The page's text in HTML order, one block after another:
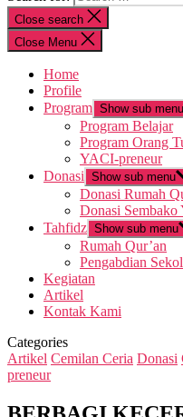
Close search
Close Menu
Home
Profile
Program Show sub menu
Program Belajar
Program Orang
YACI-preneur
Donasi Show sub menu
Donasi Rumah
Donasi Sembako
Tahfidz Show sub menu
Rumah Qur’an
Pengabdian
Kegiatan
Artikel
Kontak Kami
Categories
Artikel Cemilan Ceria Donasi
preneur